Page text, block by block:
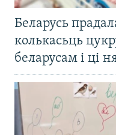
Беларусь
колькасьць
беларусам і ці